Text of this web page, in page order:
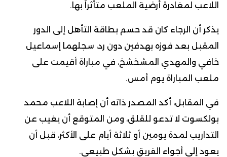
اللاعب لمغادرة أرضية الملعب متأثراً بها.
يذكر أن الرجاء كان قد حسم بطاقة التأهل إلى الدور
المقبل بعد فوزه بهدفين دون رد، سجلهما إسماعيل
خافي والمهدي المشخشخ، في مباراة أقيمت على
ملعب المباراة يوم أمس.
في المقابل، أكد المصدر ذاته أن إصابة اللاعب محمد
بولكسوت لا تدعو للقلق، ومن المتوقع أن يغيب عن
التداريب لمدة يومين أو ثلاثة أيام على الأكثر، قبل أن
يعود إلى أجواء الفريق بشكل طبيعي.